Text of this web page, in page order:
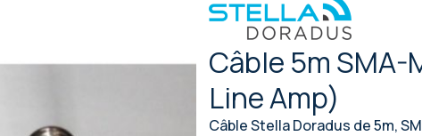
Câble 5m SMA-
Line Amp)
Câble Stella Doradus de 5m,